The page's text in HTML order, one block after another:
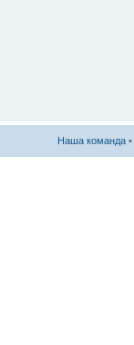
Наша команда •